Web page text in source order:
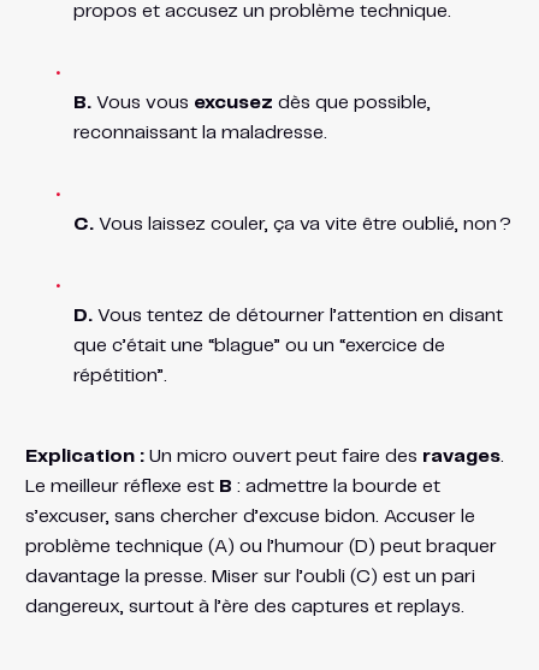
propos et accusez un problème technique.
B.Vous vous excusez dès que possible,
reconnaissant la maladresse.
C.Vous laissez couler, ça va vite être oublié, non ?
D.Vous tentez de détourner l’attention en disant
que c’était une “blague” ou un “exercice de
répétition”.
Explication :Un micro ouvert peut faire des ravages.
Le meilleur réflexe est B : admettre la bourde et
s’excuser, sans chercher d’excuse bidon. Accuser le
problème technique (A) ou l’humour (D) peut braquer
davantage la presse. Miser sur l’oubli (C) est un pari
dangereux, surtout à l’ère des captures et replays.